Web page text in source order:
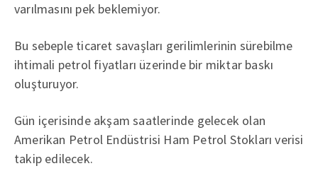
varılmasını pek beklemiyor.
Bu sebeple ticaret savaşları gerilimlerinin sürebilme
ihtimali petrol fiyatları üzerinde bir miktar baskı
oluşturuyor.
Gün içerisinde akşam saatlerinde gelecek olan
Amerikan Petrol Endüstrisi Ham Petrol Stokları verisi
takip edilecek.